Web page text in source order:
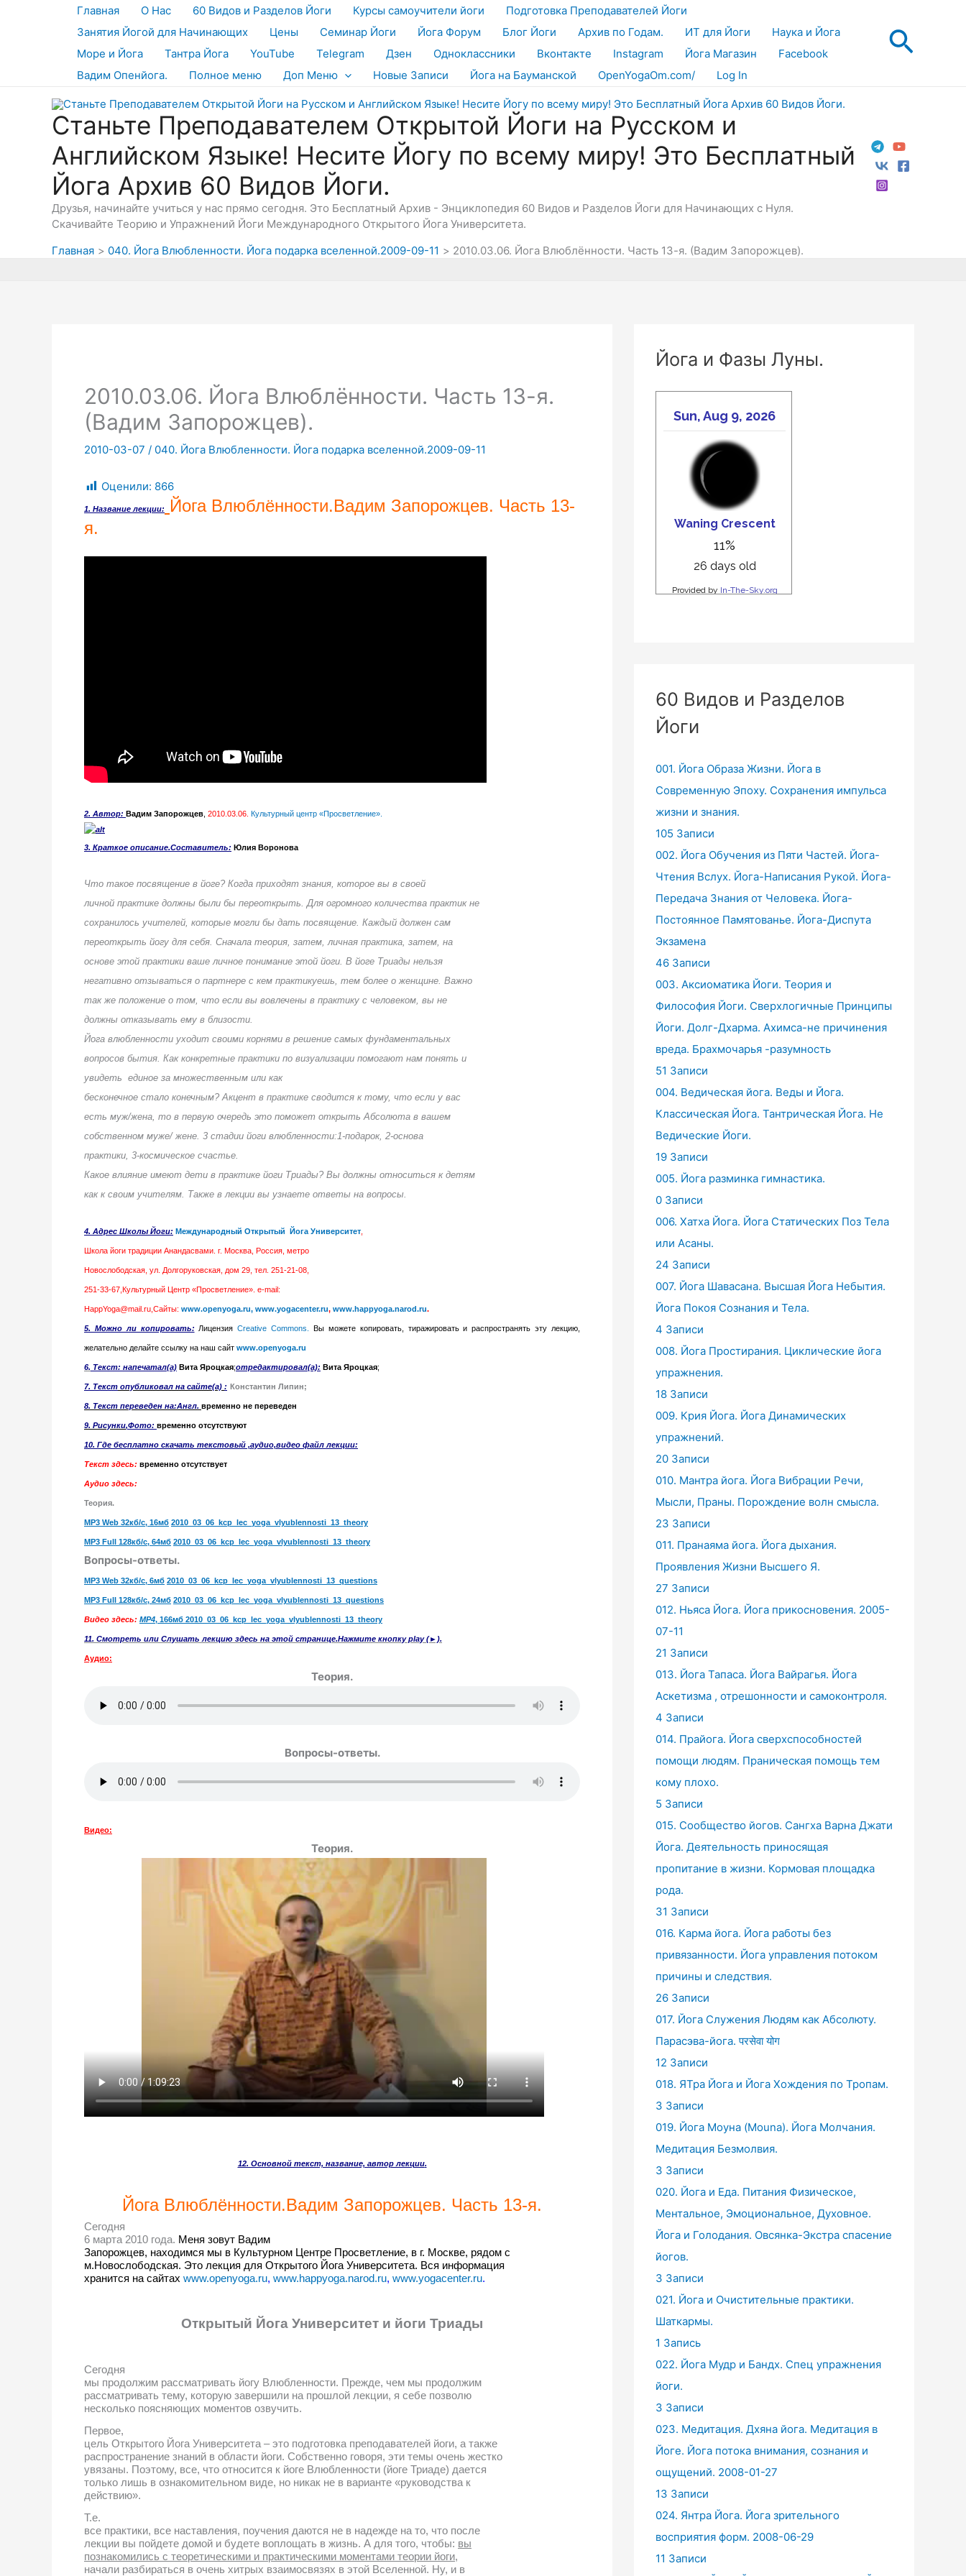
Главная О Нас 60 Видов и Разделов Йоги Курсы самоучители йоги
Подготовка Преподавателей Йоги
Занятия Йогой для Начинающих
Цены Семинар Йоги Йога Форум Блог Йоги Архив по Годам. ИТ для Йоги
Наука и Йога
Море и Йога
Тантра Йога YouTube Telegram Дзен Одноклассники Вконтакте Instagram Йога Магазин
Facebook
Вадим Опенйога.
Полное меню Доп Меню Новые Записи Йога на Бауманской OpenYogaOm.com/ Log In
Станьте Преподавателем Открытой Йоги на Русском и
Английском Языке! Несите Йогу по всему миру! Это Бесплатный
Йога Архив 60 Видов Йоги.
Друзья, начинайте учиться у нас прямо сегодня. Это Бесплатный Архив - Энциклопедия 60 Видов и Разделов Йоги для Начинающих с Нуля.
Скачивайте Теорию и Упражнений Йоги Международного Открытого Йога Университета.
Главная
040. Йога Влюбленности. Йога подарка вселенной.2009-09-11 2010.03.06. Йога Влюблённости. Часть 13-я. (Вадим Запорожцев).
2010.03.06. Йога Влюблённости. Часть 13-я.
(Вадим Запорожцев).
2010-03-07 / 040. Йога Влюбленности. Йога подарка вселенной.2009-09-11
Оценили: 866
1. Название лекции:
Йога Влюблённости.Вадим Запорожцев. Часть 13-
я.
2. Автор: Вадим Запорожцев 2010.03.06. Культурный центр «Просветление».
3. Краткое описание.Составитель: Юлия Воронова
Что такое посвящение в йоге? Когда приходят знания, которое вы в своей
личной практике должны были бы переоткрыть. Для огромного количества практик не
сохранилось учителей, которые могли бы дать посвящение. Каждый должен сам
переоткрыть йогу для себя. Сначала теория, затем, личная практика, затем, на
основе этой практики ваше личное понимание этой йоги. В йоге Триады нельзя
негативно отзываться о партнере с кем практикуешь, тем более о женщине. Важно
так же положение о том, что если вы вовлечены в практику с человеком, вы не
должны отказывать ему в близости.
Йога влюбленности уходит своими корнями в решение самых фундаментальных
вопросов бытия. Как конкретные практики по визуализации помогают нам понять и
увидеть единое за множественным или как
бесконечное стало конечным? Акцент в практике сводится к тому, что если у вас
есть муж/жена, то в первую очередь это поможет открыть Абсолюта в вашем
собственном муже/ жене. 3 стадии йоги влюбленности:1-подарок, 2-основа
практики, 3-космическое счастье.
Какое влияние имеют дети в практике йоги Триады? Вы должны относиться к детям
как к своим учителям. Также в лекции вы узнаете ответы на вопросы.
4. Адрес Школы Йоги: Международный Открытый Йога Университет
Школа йоги традиции Анандасвами. г. Москва, Россия, метро
Новослободская, ул. Долгоруковская, дом 29, тел. 251-21-08,
251-33-67,Культурный Центр «Просветление». e-mail:
HappYoga@mail.ru,Сайты: www.openyoga.ru, www.yogacenter.ru, www.happyoga.narod.ru.
5. Можно ли копировать: ЛицензияCreative Commons. Вы можете копировать, тиражировать и распространять эту лекцию,
желательно делайте ссылку на наш сайт www.openyoga.ru
6. Текст: напечатал(а) Вита Яроцкая;отредактировал(а): Вита Яроцкая;
7. Текст опубликовал на сайте(а) : Константин Липин;
8. Текст переведен на:Англ. временно не переведен
9. Рисунки,Фото: временно отсутствуют
10. Где бесплатно скачать текстовый ,аудио,видео файл лекции:
Текст здесь: временно отсутствует
Аудио здесь:
Теория.
MP3 Web 32кб/с, 16мб 2010_03_06_kcp_lec_ yoga _vlyublennosti_13_theory
MP3 Full 128кб/с, 64мб 2010_03_06_kcp_lec_ yoga _vlyublennosti _13_theory
Вопросы-ответы.
MP3 Web 32кб/с, 6мб 2010_03_06_kcp_lec_ yoga _vlyublennosti_13_questions
MP3 Full 128кб/с, 24мб 2010_03_06_kcp_lec_ yoga _vlyublennosti _13_questions
Видео здесь: MP4, 166мб 2010_03_06_kcp_lec_ yoga _vlyublennosti _13_theory
11. Смотреть или Слушать лекцию здесь на этой странице.Нажмите кнопку play (►).
Аудио:
Теория.
Вопросы-ответы.
Видео:
Теория.
12. Основной текст, название, автор лекции.
Йога Влюблённости.Вадим Запорожцев. Часть 13-я.
Сегодня
6 марта 2010 года. Меня зовут Вадим
Запорожцев, находимся мы в Культурном Центре Просветление, в г. Москве, рядом с
м.Новослободская. Это лекция для Открытого Йога Университета. Вся информация
хранится на сайтах www.openyoga.ru, www.happyoga.narod.ru, www.yogacenter.ru.
Открытый Йога Университет и йоги Триады
Сегодня
мы продолжим рассматривать йогу Влюбленности. Прежде, чем мы продолжим
рассматривать тему, которую завершили на прошлой лекции, я себе позволю
несколько поясняющих моментов озвучить.
Первое,
цель Открытого Йога Университета – это подготовка преподавателей йоги, а также
распространение знаний в области йоги. Собственно говоря, эти темы очень жестко
увязаны. Поэтому, все, что относится к йоге Влюбленности (йоге Триаде) дается
только лишь в ознакомительном виде, но никак не в варианте «руководства к
действию».
Т.е.
все практики, все наставления, поучения даются не в надежде на то, что после
лекции вы пойдете домой и будете воплощать в жизнь. А для того, чтобы: вы
познакомились с теоретическими и практическими моментами теории йоги,
начали разбираться в очень хитрых взаимосвязях в этой Вселенной. Ну, и в
Йога и Фазы Луны.
60 Видов и Разделов
Йоги
001. Йога Образа Жизни. Йога в
Современную Эпоху. Сохранения импульса
жизни и знания.
105 Записи
002. Йога Обучения из Пяти Частей. Йога-
Чтения Вслух. Йога-Написания Рукой. Йога-
Передача Знания от Человека. Йога-
Постоянное Памятованье. Йога-Диспута
Экзамена
46 Записи
003. Аксиоматика Йоги. Теория и
Философия Йоги. Сверхлогичные Принципы
Йоги. Долг-Дхарма. Ахимса-не причинения
вреда. Брахмочарья -разумность
51 Записи
004. Ведическая йога. Веды и Йога.
Классическая Йога. Тантрическая Йога. Не
Ведические Йоги.
19 Записи
005. Йога разминка гимнастика.
0 Записи
006. Хатха Йога. Йога Статических Поз Тела
или Асаны.
24 Записи
007. Йога Шавасана. Высшая Йога Небытия.
Йога Покоя Сознания и Тела.
4 Записи
008. Йога Простирания. Циклические йога
упражнения.
18 Записи
009. Крия Йога. Йога Динамических
упражнений.
20 Записи
010. Мантра йога. Йога Вибрации Речи,
Мысли, Праны. Порождение волн смысла.
23 Записи
011. Пранаяма йога. Йога дыхания.
Проявления Жизни Высшего Я.
27 Записи
012. Ньяса Йога. Йога прикосновения. 2005-
07-11
21 Записи
013. Йога Тапаса. Йога Вайрагья. Йога
Аскетизма , отрешонности и самоконтроля.
4 Записи
014. Прайога. Йога сверхспособностей
помощи людям. Праническая помощь тем
кому плохо.
5 Записи
015. Сообщество йогов. Сангха Варна Джати
Йога. Деятельность приносящая
пропитание в жизни. Кормовая площадка
рода.
31 Записи
016. Карма йога. Йога работы без
привязанности. Йога управления потоком
причины и следствия.
26 Записи
017. Йога Служения Людям как Абсолюту.
Парасэва-йога. परसेवा योग
12 Записи
018. ЯТра Йога и Йога Хождения по Тропам.
3 Записи
019. Йога Моуна (Mouna). Йога Молчания.
Медитация Безмолвия.
3 Записи
020. Йога и Еда. Питания Физическое,
Ментальное, Эмоциональное, Духовное.
Йога и Голодания. Овсянка-Экстра спасение
йогов.
3 Записи
021. Йога и Очистительные практики.
Шаткармы.
1 Запись
022. Йога Мудр и Бандх. Спец упражнения
йоги.
3 Записи
023. Медитация. Дхяна йога. Медитация в
Йоге. Йога потока внимания, сознания и
ощущений. 2008-01-27
13 Записи
024. Янтра Йога. Йога зрительного
восприятия форм. 2008-06-29
11 Записи